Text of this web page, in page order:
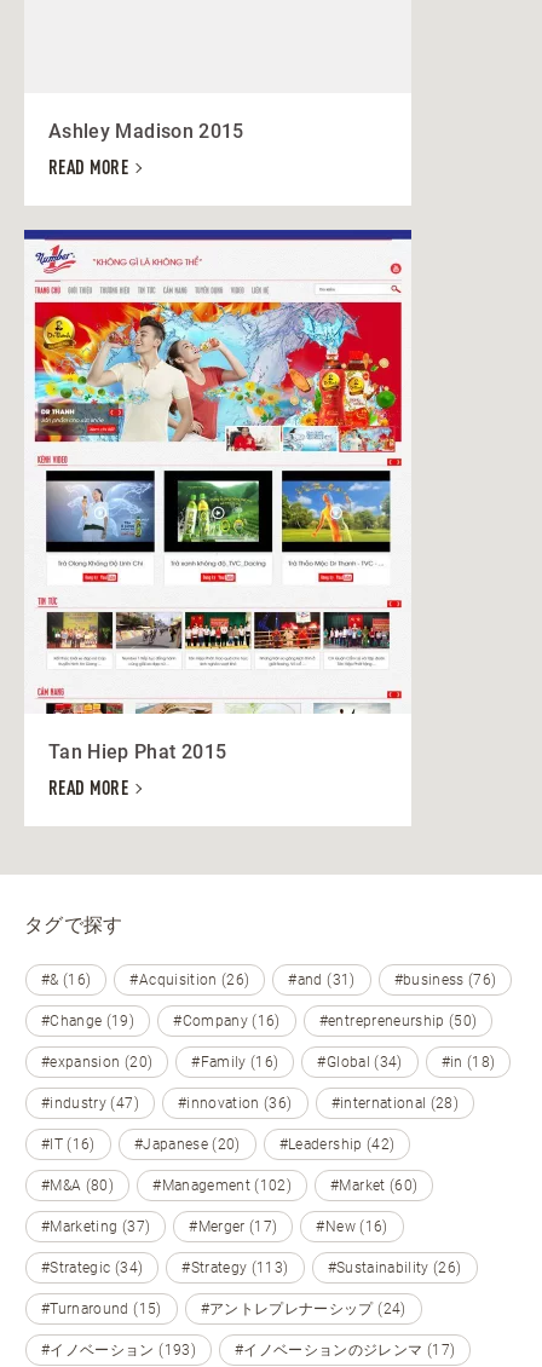
Ashley Madison 2015
READ MORE
Tan Hiep Phat 2015
READ MORE
タグで探す
#& (16) #Acquisition (26) #and (31) #business (76)
#Change (19) #Company (16) #entrepreneurship (50)
#expansion (20) #Family (16) #Global (34) #in (18)
#industry (47) #innovation (36) #international (28)
#IT (16) #Japanese (20) #Leadership (42)
#M&A (80) #Management (102) #Market (60)
#Marketing (37) #Merger (17) #New (16)
#Strategic (34) #Strategy (113) #Sustainability (26)
#Turnaround (15) #アントレプレナーシップ (24)
#イノベーション (193) #イノベーションのジレンマ (17)